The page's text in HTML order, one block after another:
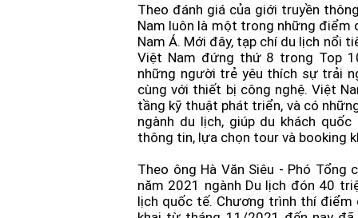
Theo đánh giá của giới truyền
Nam luôn là một trong những điểm
Nam Á. Mới đây, tạp chí du lịch nổi
Việt Nam đứng thứ 8 trong Top
những người trẻ yêu thích sự trải
cùng với thiết bị công nghệ. Việt
tầng kỹ thuật phát triển, và có
ngành du lịch, giúp du khách
thông tin, lựa chọn tour và booking
Theo ông Hà Văn Siêu - Phó
năm 2021 ngành Du lịch đón 40
lịch quốc tế. Chương trình thí